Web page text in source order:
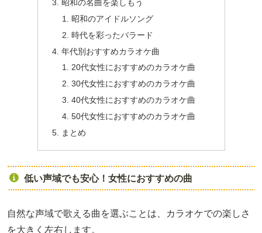
昭和の名曲を楽しもう
昭和のアイドルソング
時代を彩ったバラード
年代別おすすめカラオケ曲
20代女性におすすめのカラオケ曲
30代女性におすすめのカラオケ曲
40代女性におすすめのカラオケ曲
50代女性におすすめのカラオケ曲
まとめ
低い声域でも安心！女性におすすめの曲
自然な声域で歌える曲を選ぶことは、カラオケでの楽しさ
を大きく左右します。